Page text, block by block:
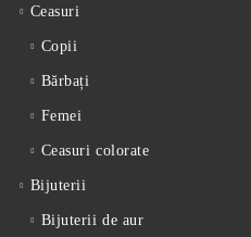
Ceasuri
Copii
Bărbați
Femei
Ceasuri colorate
Bijuterii
Bijuterii de aur